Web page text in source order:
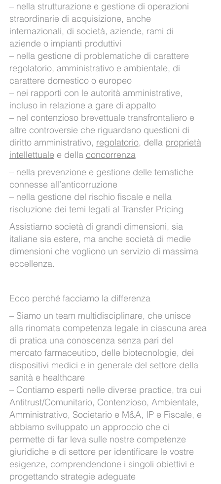
– nella strutturazione e gestione di operazioni
straordinarie di acquisizione, anche
internazionali, di società, aziende, rami di
aziende o impianti produttivi
– nella gestione di problematiche di carattere
regolatorio, amministrativo e ambientale, di
carattere domestico o europeo
– nei rapporti con le autorità amministrative,
incluso in relazione a gare di appalto
– nel contenzioso brevettuale transfrontaliero e
altre controversie che riguardano questioni di
diritto amministrativo, regolatorio, della proprietà
intellettuale e della concorrenza
– nella prevenzione e gestione delle tematiche
connesse all’anticorruzione
– nella gestione del rischio fiscale e nella
risoluzione dei temi legati al Transfer Pricing
Assistiamo società di grandi dimensioni, sia
italiane sia estere, ma anche società di medie
dimensioni che vogliono un servizio di massima
eccellenza.
Ecco perché facciamo la differenza
– Siamo un team multidisciplinare, che unisce
alla rinomata competenza legale in ciascuna area
di pratica una conoscenza senza pari del
mercato farmaceutico, delle biotecnologie, dei
dispositivi medici e in generale del settore della
sanità e healthcare
– Contiamo esperti nelle diverse practice, tra cui
Antitrust/Comunitario, Contenzioso, Ambientale,
Amministrativo, Societario e M&A, IP e Fiscale, e
abbiamo sviluppato un approccio che ci
permette di far leva sulle nostre competenze
giuridiche e di settore per identificare le vostre
esigenze, comprendendone i singoli obiettivi e
progettando strategie adeguate